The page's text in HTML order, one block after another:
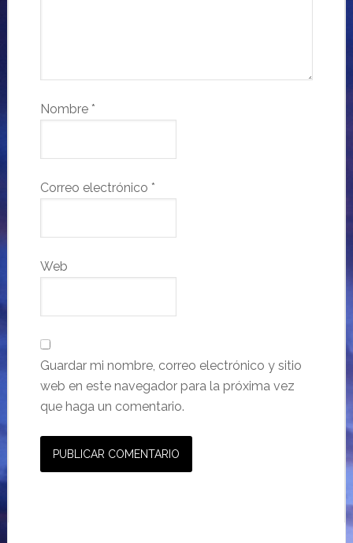
Nombre *
Correo electrónico *
Web
Guardar mi nombre, correo electrónico y sitio
web en este navegador para la próxima vez
que haga un comentario.